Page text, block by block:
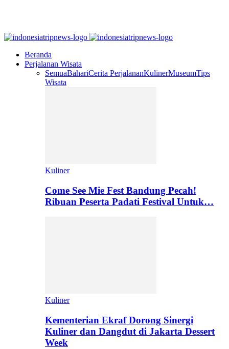
Beranda
Perjalanan Wisata
SemuaBahariCerita PerjalananKulinerMuseumTips
Wisata
Kuliner
Come See Mie Fest Bandung Pecah!
Ribuan Peserta Padati Festival Untuk…
Kuliner
Kementerian Ekraf Dorong Sinergi
Kuliner dan Dangdut di Jakarta Dessert
Week